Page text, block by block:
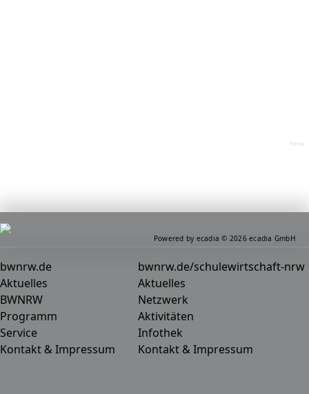
home
bwnrw.de
Aktuelles
BWNRW
Programm
Service
Kontakt & Impressum
bwnrw.de/schulewirtschaft-nrw
Aktuelles
Netzwerk
Aktivitäten
Infothek
Kontakt & Impressum
Powered by ecadia © 2026 ecadia GmbH